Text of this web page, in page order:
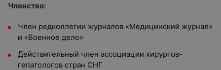
Членство:
Член редколлегии журналов «Медицинский журнал»
и «Военное дело»
Действительный член ассоциации хирургов-
гепатологов стран СНГ